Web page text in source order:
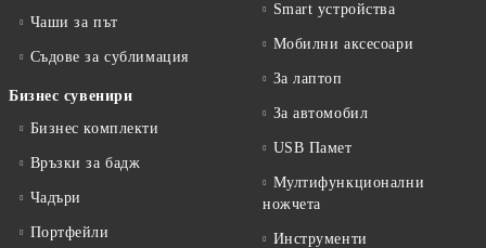
Чаши за път
Съдове за сублимация
Бизнес сувенири
Бизнес комплекти
Връзки за бадж
Чадъри
Портфейли
Smart устройства
Мобилни аксесоари
За лаптоп
За автомобил
USB Памет
Мултифункционални
ножчета
Инструменти